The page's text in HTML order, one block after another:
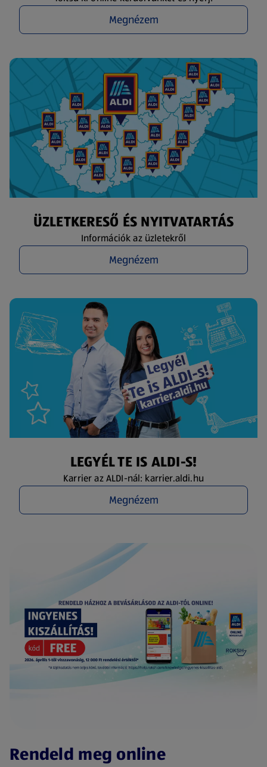
Megnézem
ÜZLETKERESŐ ÉS NYITVATARTÁS
Információk az üzletekről
Megnézem
LEGYÉL TE IS ALDI-S!
Karrier az ALDI-nál: karrier.aldi.hu
Megnézem
Rendeld meg online